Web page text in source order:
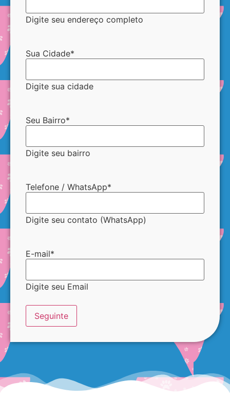
Digite seu endereço completo
Sua Cidade*
Digite sua cidade
Seu Bairro*
Digite seu bairro
Telefone / WhatsApp*
Digite seu contato (WhatsApp)
E-mail*
Digite seu Email